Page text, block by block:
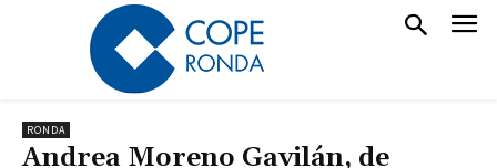
RONDA
Andrea Moreno Gavilán, de